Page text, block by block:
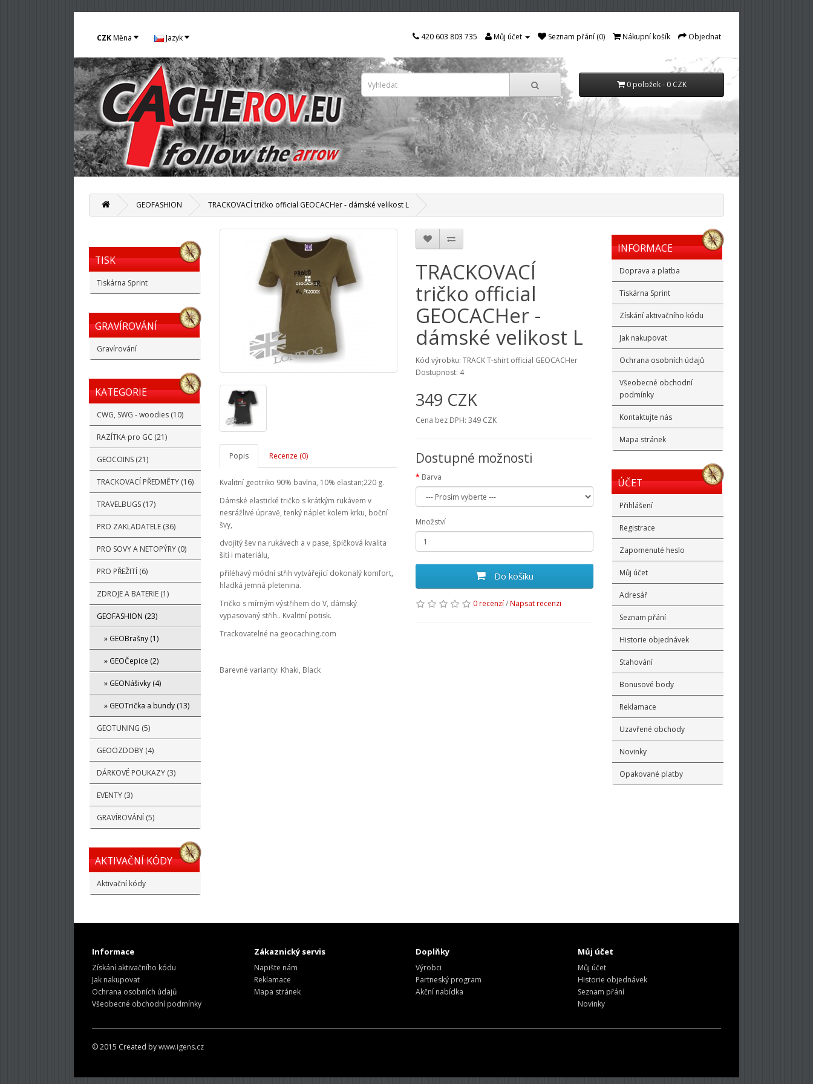
CZKMěna Jazyk 420 603 803 735 Můj účet Seznam přání (0) Nákupní košík Objednat
0 položek - 0 CZK
GEOFASHION TRACKOVACÍ tričko official GEOCACHer - dámské velikost L
TISK
Tiskárna Sprint
GRAVÍROVÁNÍ
Gravírování
KATEGORIE
CWG, SWG - woodies (10)
RAZÍTKA pro GC (21)
GEOCOINS (21)
TRACKOVACÍ PŘEDMĚTY (16)
TRAVELBUGS (17)
PRO ZAKLADATELE (36)
PRO SOVY A NETOPÝRY (0)
PRO PŘEŽITÍ (6)
ZDROJE A BATERIE (1)
GEOFASHION (23)
» GEOBrašny (1)
» GEOČepice (2)
» GEONášivky (4)
» GEOTrička a bundy (13)
GEOTUNING (5)
GEOOZDOBY (4)
DÁRKOVÉ POUKAZY (3)
EVENTY (3)
GRAVÍROVÁNÍ (5)
AKTIVAČNÍ KÓDY
Aktivační kódy
Popis Recenze (0)
Kvalitní geotriko 90% bavlna, 10% elastan;220 g.
Dámské elastické tričko s krátkým rukávem v
nesrážlivé úpravě, tenký náplet kolem krku, boční
švy,
dvojitý šev na rukávech a v pase, špičková kvalita
šití i materiálu,
přiléhavý módní střih vytvářející dokonalý komfort,
hladká jemná pletenina.
Tričko s mírným výstřihem do V, dámský
vypasovaný střih.. Kvalitní potisk.
Trackovatelné na geocaching.com
Barevné varianty: Khaki, Black
TRACKOVACÍ
tričko official
GEOCACHer -
dámské velikost L
Kód výrobku: TRACK T-shirt official GEOCACHer
Dostupnost: 4
349 CZK
Cena bez DPH: 349 CZK
Dostupné možnosti
Barva
Množství
Do košíku
0 recenzí/Napsat recenzi
INFORMACE
Doprava a platba
Tiskárna Sprint
Získání aktivačního kódu
Jak nakupovat
Ochrana osobních údajů
Všeobecné obchodní
podmínky
Kontaktujte nás
Mapa stránek
ÚČET
Přihlášení
Registrace
Zapomenuté heslo
Můj účet
Adresář
Seznam přání
Historie objednávek
Stahování
Bonusové body
Reklamace
Uzavřené obchody
Novinky
Opakované platby
Informace
Získání aktivačního kódu
Jak nakupovat
Ochrana osobních údajů
Všeobecné obchodní podmínky
Zákaznický servis
Napište nám
Reklamace
Mapa stránek
Doplňky
Výrobci
Partneský program
Akční nabídka
Můj účet
Můj účet
Historie objednávek
Seznam přání
Novinky
© 2015 Created bywww.igens.cz